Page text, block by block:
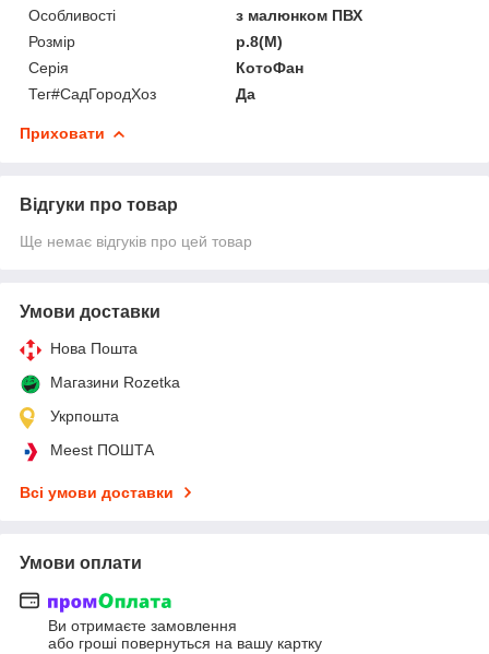
Особливості
з малюнком ПВХ
Розмір
р.8(M)
Серія
КотоФан
Тег#CадГородХоз
Да
Приховати
Відгуки про товар
Ще немає відгуків про цей товар
Умови доставки
Нова Пошта
Магазини Rozetka
Укрпошта
Meest ПОШТА
Всі умови доставки
Умови оплати
Ви отримаєте замовлення
або гроші повернуться на вашу картку